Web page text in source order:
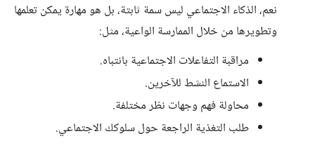
​نعم، الذكاء الاجتماعي ليس سمة ثابتة، بل هو مهارة يمكن تعلمها
وتطويرها من خلال الممارسة الواعية، مثل:
​مراقبة التفاعلات الاجتماعية بانتباه.
​الاستماع النشط للآخرين.
​محاولة فهم وجهات نظر مختلفة.
​طلب التغذية الراجعة حول سلوكك الاجتماعي.